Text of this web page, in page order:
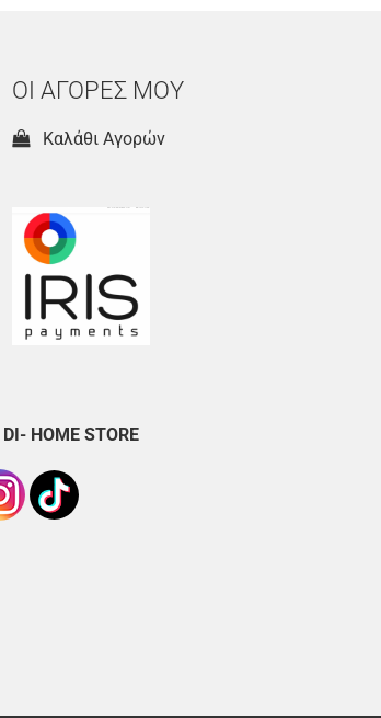
ΟΙ ΑΓΟΡΕΣ ΜΟΥ
Καλάθι Αγορών
DI- HOME STORE